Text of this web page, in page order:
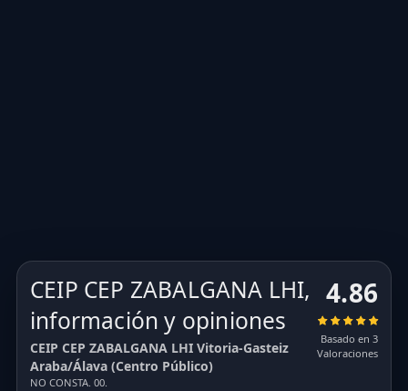
CEIP CEP ZABALGANA LHI,
información y opiniones
CEIP CEP ZABALGANA LHI Vitoria-Gasteiz
Araba/Álava (Centro Público)
NO CONSTA. 00.
4.86
Basado en 3
Valoraciones